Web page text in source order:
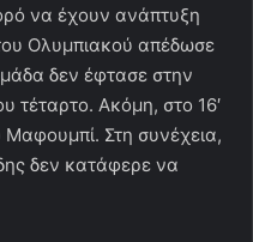
να έχουν ανάπτυξη
Ολυμπιακού απέδωσε
δεν έφτασε στην
τέταρτο. Ακόμη, στο 16′
Μαφουμπί. Στη συνέχεια,
δεν κατάφερε να